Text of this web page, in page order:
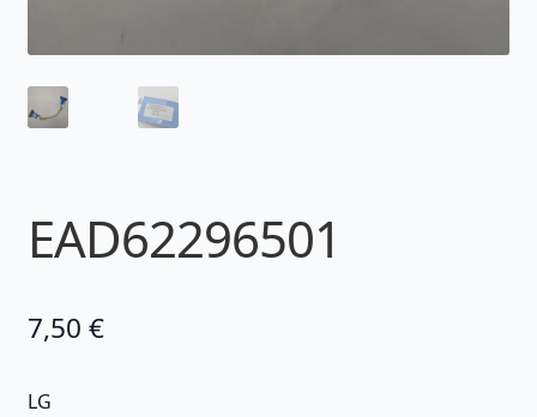
EAD62296501
7,50 €
LG